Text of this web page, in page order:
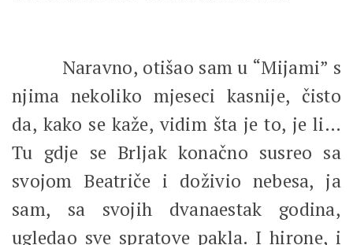
Naravno, otišao sam u “Mijami” s
njima nekoliko mjeseci kasnije, čisto
da, kako se kaže, vidim šta je to, je li…
Tu gdje se Brljak konačno susreo sa
svojom Beatriče i doživio nebesa, ja
sam, sa svojih dvanaestak godina,
ugledao sve spratove pakla. I hirone, i